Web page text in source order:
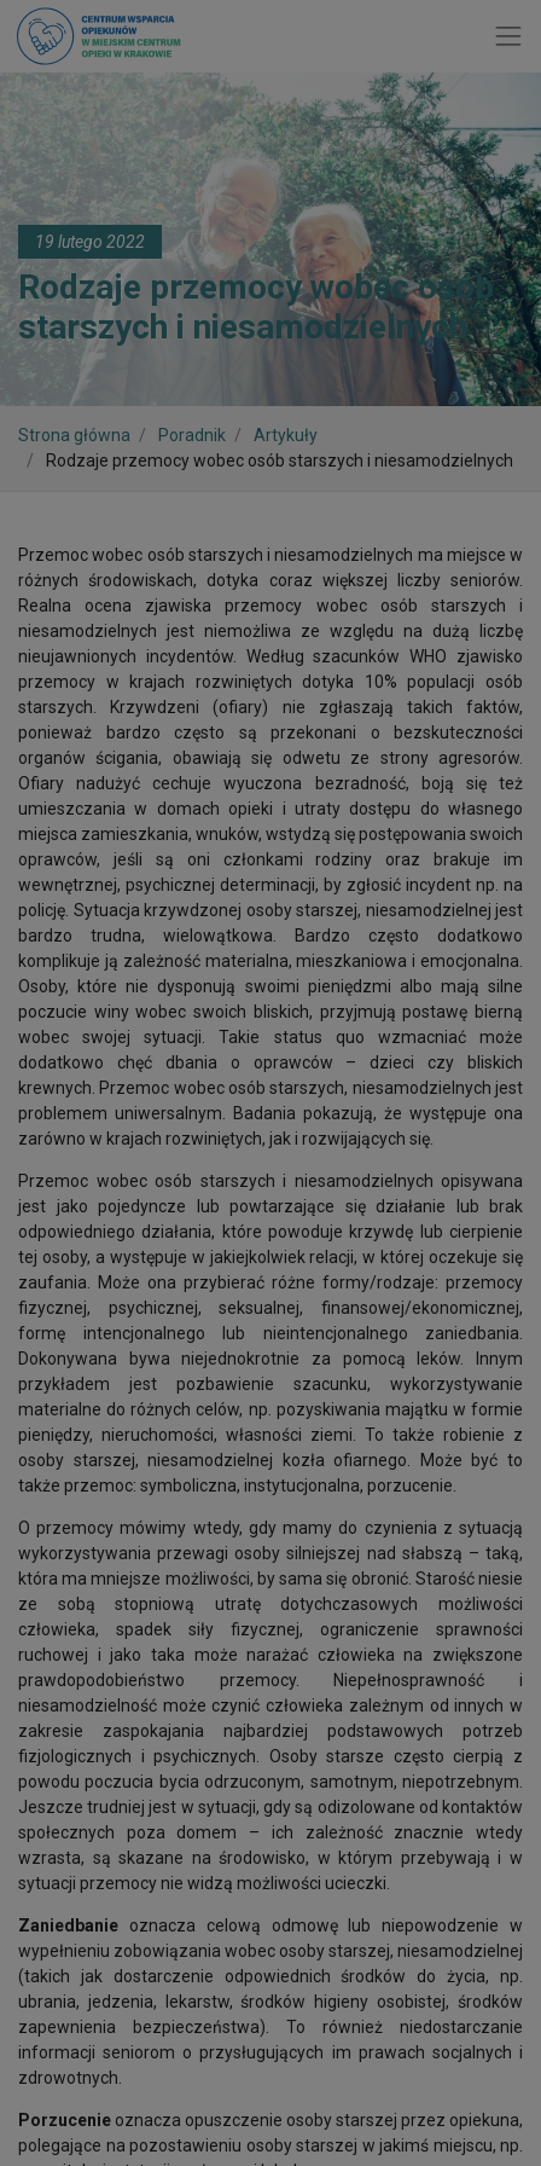
19 lutego 2022
Rodzaje przemocy wobec osób
starszych i niesamodzielnych
Strona główna Poradnik
Artykuły
Rodzaje przemocy wobec osób starszych i niesamodzielnych
Przemoc wobec osób starszych i niesamodzielnych ma miejsce w
różnych środowiskach, dotyka coraz większej liczby seniorów.
Realna ocena zjawiska przemocy wobec osób starszych i
niesamodzielnych jest niemożliwa ze względu na dużą liczbę
nieujawnionych incydentów. Według szacunków WHO zjawisko
przemocy w krajach rozwiniętych dotyka 10% populacji osób
starszych. Krzywdzeni (ofiary) nie zgłaszają takich faktów,
ponieważ bardzo często są przekonani o bezskuteczności
organów ścigania, obawiają się odwetu ze strony agresorów.
Ofiary nadużyć cechuje wyuczona bezradność, boją się też
umieszczania w domach opieki i utraty dostępu do własnego
miejsca zamieszkania, wnuków, wstydzą się postępowania swoich
oprawców, jeśli są oni członkami rodziny oraz brakuje im
wewnętrznej, psychicznej determinacji, by zgłosić incydent np. na
policję. Sytuacja krzywdzonej osoby starszej, niesamodzielnej jest
bardzo trudna, wielowątkowa. Bardzo często dodatkowo
komplikuje ją zależność materialna, mieszkaniowa i emocjonalna.
Osoby, które nie dysponują swoimi pieniędzmi albo mają silne
poczucie winy wobec swoich bliskich, przyjmują postawę bierną
wobec swojej sytuacji. Takie status quo wzmacniać może
dodatkowo chęć dbania o oprawców – dzieci czy bliskich
krewnych. Przemoc wobec osób starszych, niesamodzielnych jest
problemem uniwersalnym. Badania pokazują, że występuje ona
zarówno w krajach rozwiniętych, jak i rozwijających się.
Przemoc wobec osób starszych i niesamodzielnych opisywana
jest jako pojedyncze lub powtarzające się działanie lub brak
odpowiedniego działania, które powoduje krzywdę lub cierpienie
tej osoby, a występuje w jakiejkolwiek relacji, w której oczekuje się
zaufania. Może ona przybierać różne formy/rodzaje: przemocy
fizycznej, psychicznej, seksualnej, finansowej/ekonomicznej,
formę intencjonalnego lub nieintencjonalnego zaniedbania.
Dokonywana bywa niejednokrotnie za pomocą leków. Innym
przykładem jest pozbawienie szacunku, wykorzystywanie
materialne do różnych celów, np. pozyskiwania majątku w formie
pieniędzy, nieruchomości, własności ziemi. To także robienie z
osoby starszej, niesamodzielnej kozła ofiarnego. Może być to
także przemoc: symboliczna, instytucjonalna, porzucenie.
O przemocy mówimy wtedy, gdy mamy do czynienia z sytuacją
wykorzystywania przewagi osoby silniejszej nad słabszą – taką,
która ma mniejsze możliwości, by sama się obronić. Starość niesie
ze sobą stopniową utratę dotychczasowych możliwości
człowieka, spadek siły fizycznej, ograniczenie sprawności
ruchowej i jako taka może narażać człowieka na zwiększone
prawdopodobieństwo przemocy. Niepełnosprawność i
niesamodzielność może czynić człowieka zależnym od innych w
zakresie zaspokajania najbardziej podstawowych potrzeb
fizjologicznych i psychicznych. Osoby starsze często cierpią z
powodu poczucia bycia odrzuconym, samotnym, niepotrzebnym.
Jeszcze trudniej jest w sytuacji, gdy są odizolowane od kontaktów
społecznych poza domem – ich zależność znacznie wtedy
wzrasta, są skazane na środowisko, w którym przebywają i w
sytuacji przemocy nie widzą możliwości ucieczki.
Zaniedbanie oznacza celową odmowę lub niepowodzenie w
wypełnieniu zobowiązania wobec osoby starszej, niesamodzielnej
(takich jak dostarczenie odpowiednich środków do życia, np.
ubrania, jedzenia, lekarstw, środków higieny osobistej, środków
zapewnienia bezpieczeństwa). To również niedostarczanie
informacji seniorom o przysługujących im prawach socjalnych i
zdrowotnych.
Porzucenie oznacza opuszczenie osoby starszej przez opiekuna,
polegające na pozostawieniu osoby starszej w jakimś miejscu, np.